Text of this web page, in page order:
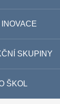
SKUPINY
ŠKOL